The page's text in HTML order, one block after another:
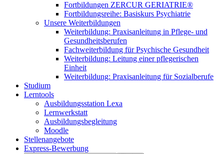
Fortbildungen ZERCUR GERIATRIE®
Fortbildungsreihe: Basiskurs Psychiatrie
Unsere Weiterbildungen
Weiterbildung: Praxisanleitung in Pflege- und
Gesundheitsberufen
Fachweiterbildung für Psychische Gesundheit
Weiterbildung: Leitung einer pflegerischen
Einheit
Weiterbildung: Praxisanleitung für Sozialberufe
Studium
Lerntools
Ausbildungsstation Lexa
Lernwerkstatt
Ausbildungsbegleitung
Moodle
Stellenangebote
Express-Bewerbung